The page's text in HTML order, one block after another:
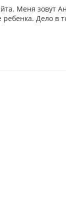
Меня зовут
Дело в